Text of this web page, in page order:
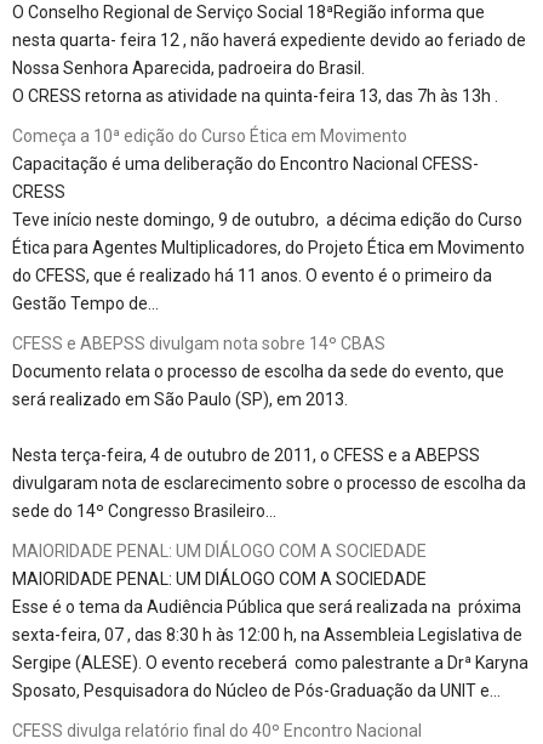
O Conselho Regional de Serviço Social 18ªRegião informa que
nesta quarta- feira 12 , não haverá expediente devido ao feriado de
Nossa Senhora Aparecida, padroeira do Brasil.
O CRESS retorna as atividade na quinta-feira 13, das 7h às 13h .
Começa a 10ª edição do Curso Ética em Movimento
Capacitação é uma deliberação do Encontro Nacional CFESS-
CRESS
Teve início neste domingo, 9 de outubro, a décima edição do Curso
Ética para Agentes Multiplicadores, do Projeto Ética em Movimento
do CFESS, que é realizado há 11 anos. O evento é o primeiro da
Gestão Tempo de…
CFESS e ABEPSS divulgam nota sobre 14º CBAS
Documento relata o processo de escolha da sede do evento, que
será realizado em São Paulo (SP), em 2013.
Nesta terça-feira, 4 de outubro de 2011, o CFESS e a ABEPSS
divulgaram nota de esclarecimento sobre o processo de escolha da
sede do 14º Congresso Brasileiro…
MAIORIDADE PENAL: UM DIÁLOGO COM A SOCIEDADE
MAIORIDADE PENAL: UM DIÁLOGO COM A SOCIEDADE
Esse é o tema da Audiência Pública que será realizada na próxima
sexta-feira, 07 , das 8:30 h às 12:00 h, na Assembleia Legislativa de
Sergipe (ALESE). O evento receberá como palestrante a Drª Karyna
Sposato, Pesquisadora do Núcleo de Pós-Graduação da UNIT e…
CFESS divulga relatório final do 40º Encontro Nacional